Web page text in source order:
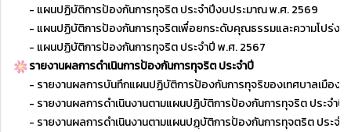
- แผนปฏิบัติการป้องกันการทุจริต ประจำปีงบประมาณ พ.ศ. 2569
- แผนปฏิบัติการป้องกันการทุจริตเพื่อยกระดับคุณธรรมและความโปร่ง
- แผนปฏิบัติการป้องกันการทุจริต ประจำปี พ.ศ. 2567
รายงานผลการดำเนินการป้องกันการทุจริต ประจำปี
- รายงานผลการบันทึกแผนปฏิบัติการป้องกันการทุจริของเทศบาลเมือง
- รายงานผลการดำเนินงานตามแผนปฏิบัติการป้องกันการทุจริต ประจำ
- รายงานผลการดำเนินงานตามแผนปฏฺบัติการป้องกันการทุจตริต ประจ